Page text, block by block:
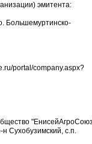
эмитента:
Большемуртинско-
portal/company.aspx?
Сухобузимский, с.п.